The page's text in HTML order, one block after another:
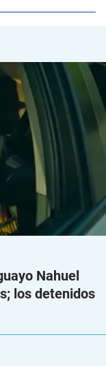
Nahuel
los detenidos